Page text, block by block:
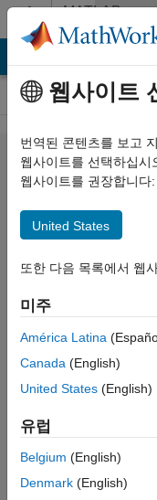
콘텐츠로 바로 가기
MATLAB
Answers
An easy
way to
input
song
chords
into a
structure
MATLAB
Chino
2026 1월
1 답변
웹사이트
번역된 콘텐츠를 보고
웹사이트를 선택하십
웹사이트를 권장합니다:
United States
또한 다음 목록에서 웹
미주
América Latina
Canada (English)
United States (English)
유럽
Belgium (English)
Denmark (English)